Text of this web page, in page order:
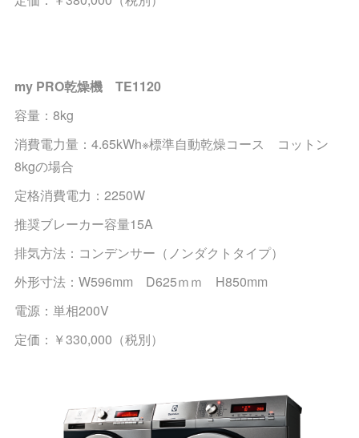
my PRO乾燥機 TE1120
容量：8kg
消費電力量：4.65kWh※標準自動乾燥コース コットン
8kgの場合
定格消費電力：2250W
推奨ブレーカー容量15A
排気方法：コンデンサー（ノンダクトタイプ）
外形寸法：W596mm D625ｍｍ H850mm
電源：単相200V
定価：￥330,000（税別）